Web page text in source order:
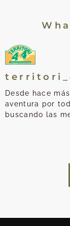
Desde hace
aventura por
buscando las